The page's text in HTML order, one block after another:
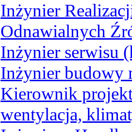
Inżynier
Odnawialnych
Inżynier serwisu
Inżynier budowy
Kierownik
wentylacja,